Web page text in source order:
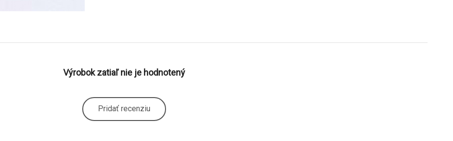
Výrobok zatiaľ nie je hodnotený
Pridať recenziu